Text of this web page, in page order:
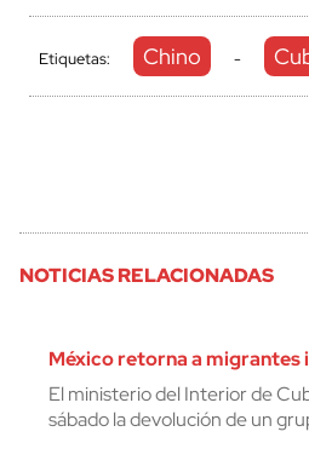
Etiquetas: Chino -
NOTICIAS RELACIONADAS
México retorna a migrantes
El ministerio del Interior de
sábado la devolución de un